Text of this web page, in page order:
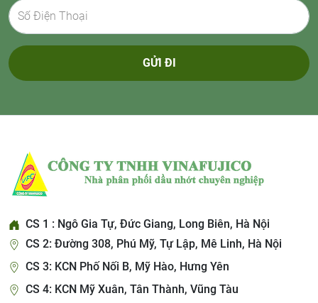
GỬI ĐI
CS 1 : Ngô Gia Tự, Đức Giang, Long Biên, Hà Nội
CS 2: Đường 308, Phú Mỹ, Tự Lập, Mê Linh, Hà Nội
CS 3: KCN Phố Nối B, Mỹ Hào, Hưng Yên
CS 4: KCN Mỹ Xuân, Tân Thành, Vũng Tàu